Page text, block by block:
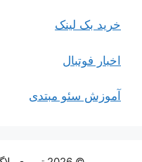
خرید بک لینک
اخبار فوتبال
آموزش سئو مبتدی